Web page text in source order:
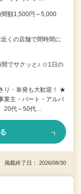
額1,500円～5,000
くの店舗で間時間に
間でサクッと♪ ☆1日の
り・単発も大歓迎！ ★
業主・パート・アルバ
20代～50代…
載終了日： 2026/08/30